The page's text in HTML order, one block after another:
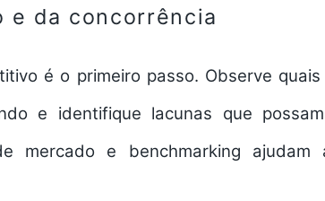
e da concorrência
é o primeiro passo. Observe
e identifique lacunas que
mercado e benchmarking ajudam